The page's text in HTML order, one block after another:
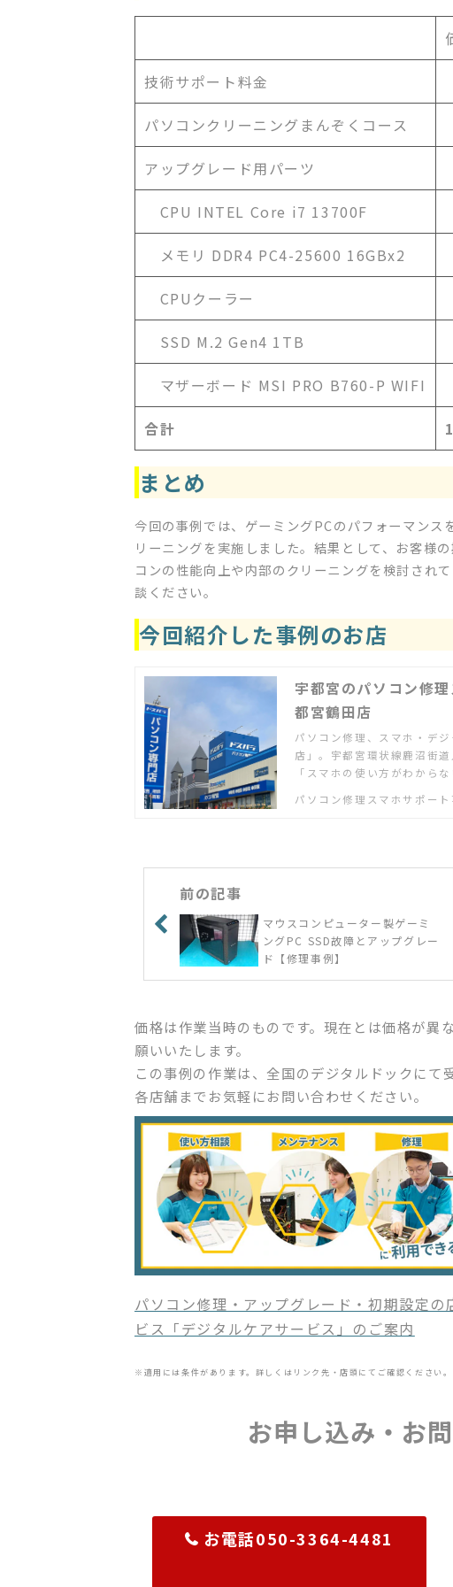
技術サポート料金
パソコンクリーニングまんぞくコース
アップグレード用パーツ
CPU INTEL Core i7 13700F
メモリ DDR4 PC4-25600 16GBx2
CPUクーラー
SSD M.2 Gen4 1TB
マザーボード MSI PRO B760-P WIFI
合計
まとめ
今回の事例では、ゲーミングPCのパフォーマン
リーニングを実施しました。結果として、お客様
コンの性能向上や内部のクリーニングを検討され
談ください。
今回紹介した事例のお店
宇都宮のパソコン修
都宮鶴田店
パソコン修理、スマホ・デ
店」。宇都宮環状線鹿沼街
「スマホの使い方がわから
さい
パソコン修理スマホサポー
前の記事
マウスコンピューター製ゲーミ
ングPC SSD故障とアップグレー
ド【修理事例】
価格は作業当時のものです。現在とは価格が異
願いいたします。
この事例の作業は、全国のデジタルドックにて
各店舗までお気軽にお問い合わせください。
パソコン修理・アップグレード・初期設定
ビス「デジタルケアサービス」のご案内
※適用には条件があります。詳しくはリンク先・店頭にてご確認ください。
お申し込み・お
お電話050-3364-4481